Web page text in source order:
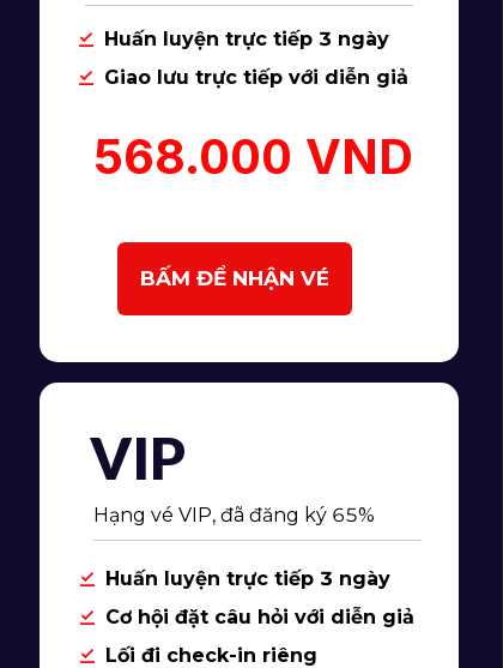
Huấn luyện trực tiếp 3 ngày
Giao lưu trực tiếp với diễn giả
BẤM ĐỂ NHẬN VÉ
568.000 VND
VIP
Hạng vé VIP, đã đăng ký 65%
Huấn luyện trực tiếp 3 ngày
Cơ hội đặt câu hỏi với diễn giả
Lối đi check-in riêng